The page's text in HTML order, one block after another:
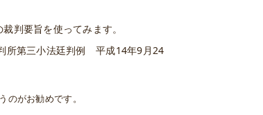
判要旨を使ってみます。
判所第三小法廷判例 平成14年9月24
がお勧めです。